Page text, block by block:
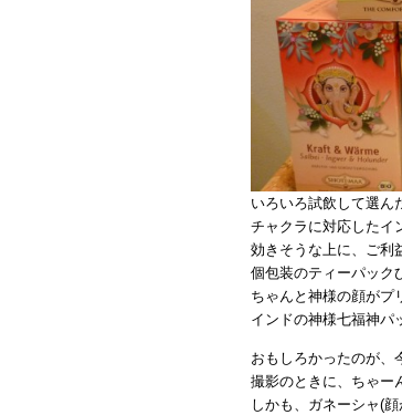
いろいろ試飲して選ん
チャクラに対応したイ
効きそうな上に、ご利
個包装のティーパック
ちゃんと神様の顔がプ
インドの神様七福神パ
おもしろかったのが、
撮影のときに、ちゃー
しかも、ガネーシャ(